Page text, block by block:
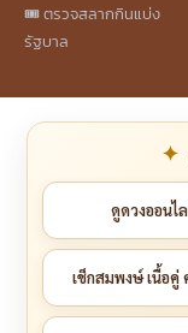
🎟️ ตรวจสลากกินแบ่ง
รัฐบาล
ดูดวงออนไ
เช็กสมพงษ์ เนื้อคู่